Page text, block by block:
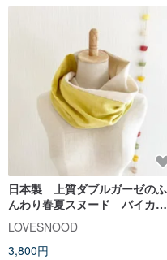
日本製 上質ダブルガーゼのふ
んわり春夏スヌード バイカラ
ー レモンイエロー バニラミ
ルク
LOVESNOOD
3,800円